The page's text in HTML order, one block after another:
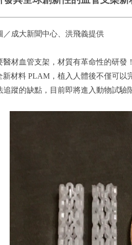
／ 成大新聞中心 、洪飛義提供
醫材血管支架，材質有革命性的研
材料 PLAM，植入人體後不僅可
蹤的缺點，目前即將進入動物試驗